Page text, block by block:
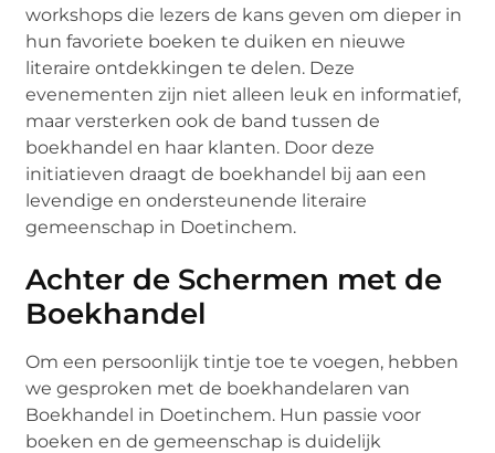
workshops die lezers de kans geven om dieper in
hun favoriete boeken te duiken en nieuwe
literaire ontdekkingen te delen. Deze
evenementen zijn niet alleen leuk en informatief,
maar versterken ook de band tussen de
boekhandel en haar klanten. Door deze
initiatieven draagt de boekhandel bij aan een
levendige en ondersteunende literaire
gemeenschap in Doetinchem.
Achter de Schermen met de
Boekhandel
Om een persoonlijk tintje toe te voegen, hebben
we gesproken met de boekhandelaren van
Boekhandel in Doetinchem. Hun passie voor
boeken en de gemeenschap is duidelijk